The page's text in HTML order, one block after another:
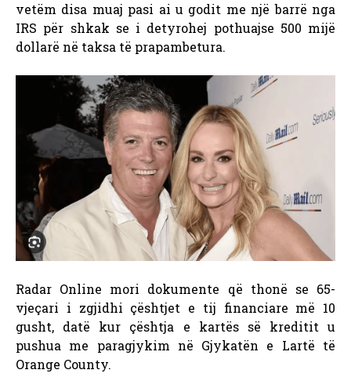
vetëm disa muaj pasi ai u godit me një barrë nga
IRS për shkak se i detyrohej pothuajse 500 mijë
dollarë në taksa të prapambetura.
Radar Online mori dokumente që thonë se 65-
vjeçari i zgjidhi çështjet e tij financiare më 10
gusht, datë kur çështja e kartës së kreditit u
pushua me paragjykim në Gjykatën e Lartë të
Orange County.